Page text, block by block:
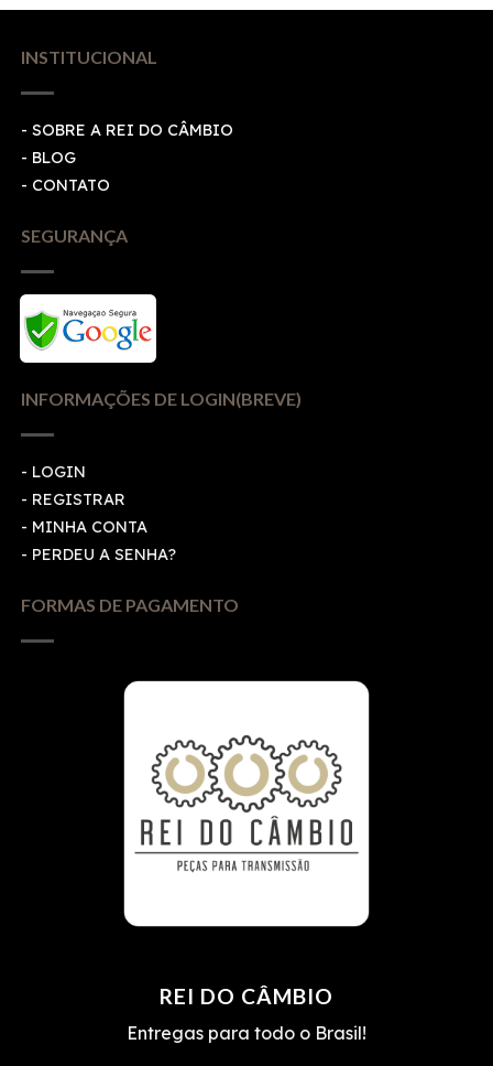
INSTITUCIONAL
- SOBRE A REI DO CÂMBIO
- BLOG
- CONTATO
SEGURANÇA
INFORMAÇÕES DE LOGIN(BREVE)
- LOGIN
- REGISTRAR
- MINHA CONTA
- PERDEU A SENHA?
FORMAS DE PAGAMENTO
REI DO CÂMBIO
Entregas para todo o Brasil!